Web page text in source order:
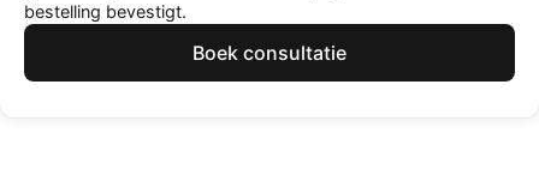
bestelling bevestigt.
Boek consultatie